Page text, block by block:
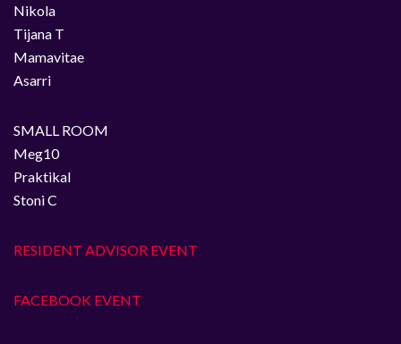
Nikola
Tijana T
Mamavitae
Asarri
SMALL ROOM
Meg10
Praktikal
Stoni C
RESIDENT ADVISOR EVENT
FACEBOOK EVENT